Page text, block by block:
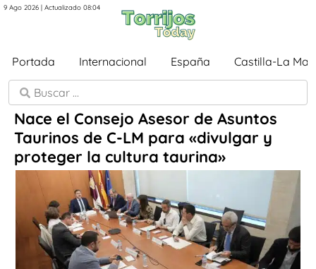
9 Ago 2026 | Actualizado 08:04
Portada Internacional España Castilla-La
Nace el Consejo Asesor de Asuntos
Taurinos de C-LM para «divulgar y
proteger la cultura taurina»